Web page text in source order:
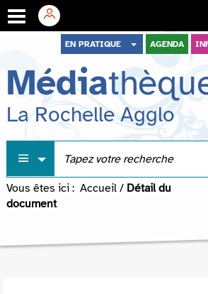
menu
contenu
recherche
EN PRATIQUE AGENDA
Média
La Rochelle Agglo
Vous êtes ici : Accueil / Détail du
document